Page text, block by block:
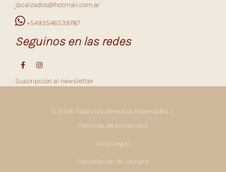
jbcalzados@hotmail.com.ar
+5493546539787
Seguinos en las redes
Suscripción al newsletter
© 2026 Todos los derechos reservados. |
Politicas de privacidad
Aviso legal
Cancelación de compra